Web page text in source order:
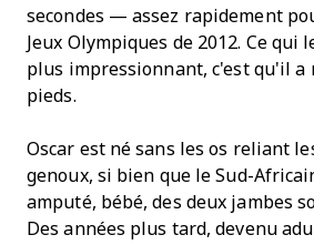
secondes — assez rapidement
Jeux Olympiques de 2012. Ce qui
plus impressionnant, c'est qu'il a
pieds.
Oscar est né sans les os reliant
genoux, si bien que le Sud-
amputé, bébé, des deux jambes
Des années plus tard, devenu